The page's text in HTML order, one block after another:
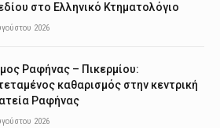
στο Ελληνικό Κτηματολόγιο
2026
Ραφήνας – Πικερμίου:
καθαρισμός στην κεντρική
Ραφήνας
2026